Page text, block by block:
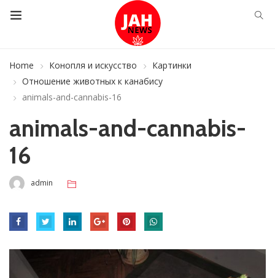
Home Конопля и искусство
Картинки
Отношение животных к канабису
animals-and-cannabis-16
animals-and-cannabis-
16
admin